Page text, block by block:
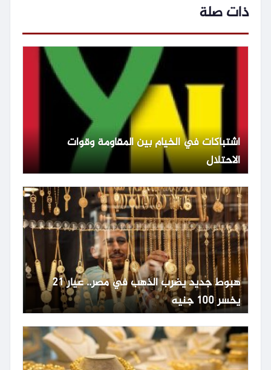
ذات صلة
اشتباكات في الخيام بين المقاومة وقوات
الاحتلال
هبوط جديد يضرب الذهب في مصر.. عيار 21
يخسر 100 جنيه